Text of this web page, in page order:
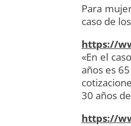
Para
caso de
https://
«En el
años es
30 años
https://